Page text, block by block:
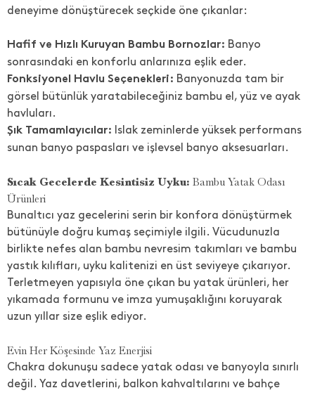
deneyime dönüştürecek seçkide öne çıkanlar:
Hafif ve Hızlı Kuruyan Bambu Bornozlar: Banyo
sonrasındaki en konforlu anlarınıza eşlik eder.
Fonksiyonel Havlu Seçenekleri: Banyonuzda tam bir
görsel bütünlük yaratabileceğiniz bambu el, yüz ve ayak
havluları.
Şık Tamamlayıcılar: Islak zeminlerde yüksek performans
sunan banyo paspasları ve işlevsel banyo aksesuarları.
Sıcak Gecelerde Kesintisiz Uyku: Bambu Yatak Odası
Ürünleri
Bunaltıcı yaz gecelerini serin bir konfora dönüştürmek
bütünüyle doğru kumaş seçimiyle ilgili. Vücudunuzla
birlikte nefes alan bambu nevresim takımları ve bambu
yastık kılıfları, uyku kalitenizi en üst seviyeye çıkarıyor.
Terletmeyen yapısıyla öne çıkan bu yatak ürünleri, her
yıkamada formunu ve imza yumuşaklığını koruyarak
uzun yıllar size eşlik ediyor.
Evin Her Köşesinde Yaz Enerjisi
Chakra dokunuşu sadece yatak odası ve banyoyla sınırlı
değil. Yaz davetlerini, balkon kahvaltılarını ve bahçe